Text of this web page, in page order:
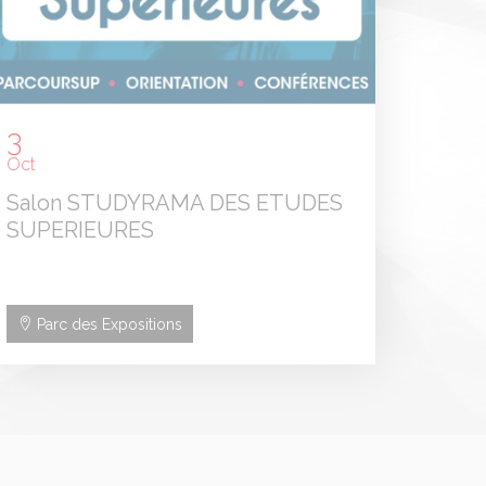
3
Oct
Salon STUDYRAMA DES ETUDES
SUPERIEURES
Parc des Expositions